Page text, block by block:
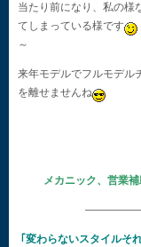
当たり前になり、私の様
てしまっている様です
～
来年モデルでフルモデル
を離せませんね
メカニック、営業
｢変わらないスタイルそ